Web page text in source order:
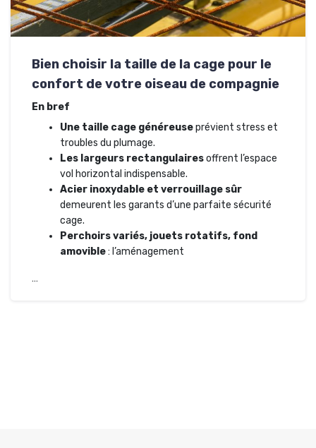
Bien choisir la taille de la cage pour le
confort de votre oiseau de compagnie
En bref​
Une taille cage généreuseprévient stress et
troubles du plumage.
Les largeurs rectangulairesoffrent l’espace
vol horizontal indispensable.
Acier inoxydable et verrouillage sûr
demeurent les garants d’une parfaite sécurité
cage.
Perchoirs variés, jouets rotatifs, fond
amovible: l’aménagement
…